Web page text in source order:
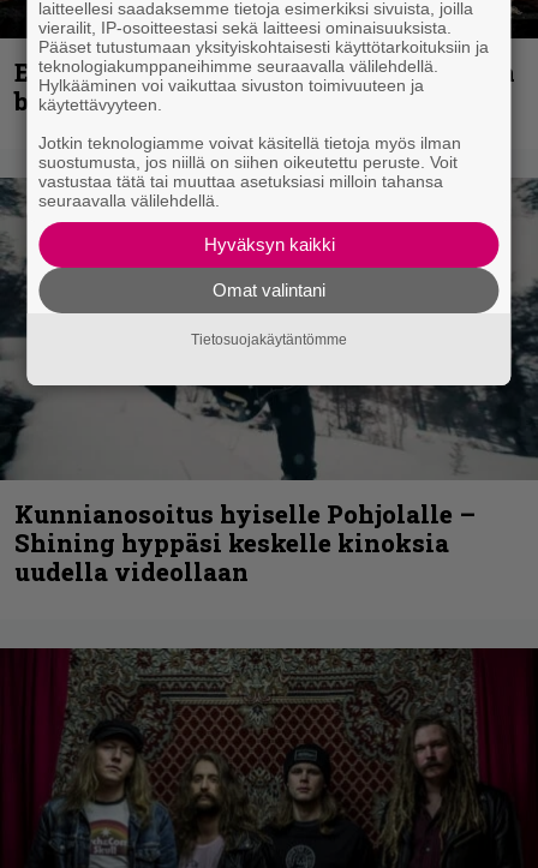
Espoon syyskuu käynnistyy kotimaisen
black metalin merkeissä
Kunnianosoitus hyiselle Pohjolalle –
Shining hyppäsi keskelle kinoksia
uudella videollaan
laitteellesi saadaksemme tietoja esimerkiksi sivuista, joilla
vierailit, IP-osoitteestasi sekä laitteesi ominaisuuksista.
Pääset tutustumaan yksityiskohtaisesti käyttötarkoituksiin ja
teknologiakumppaneihimme seuraavalla välilehdellä.
Hylkääminen voi vaikuttaa sivuston toimivuuteen ja
käytettävyyteen.
Jotkin teknologiamme voivat käsitellä tietoja myös ilman
suostumusta, jos niillä on siihen oikeutettu peruste. Voit
vastustaa tätä tai muuttaa asetuksiasi milloin tahansa
seuraavalla välilehdellä.
Hyväksyn kaikki
Omat valintani
Tietosuojakäytäntömme